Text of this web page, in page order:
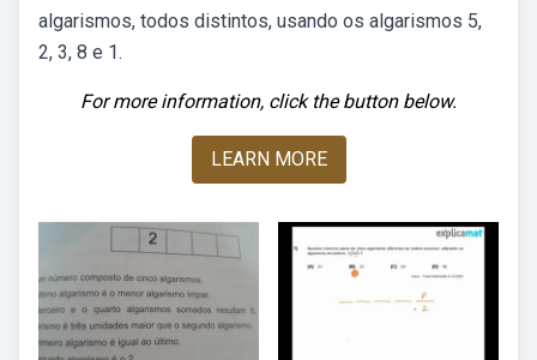
algarismos, todos distintos, usando os algarismos 5,
2, 3, 8 e 1.
For more information, click the button below.
LEARN MORE